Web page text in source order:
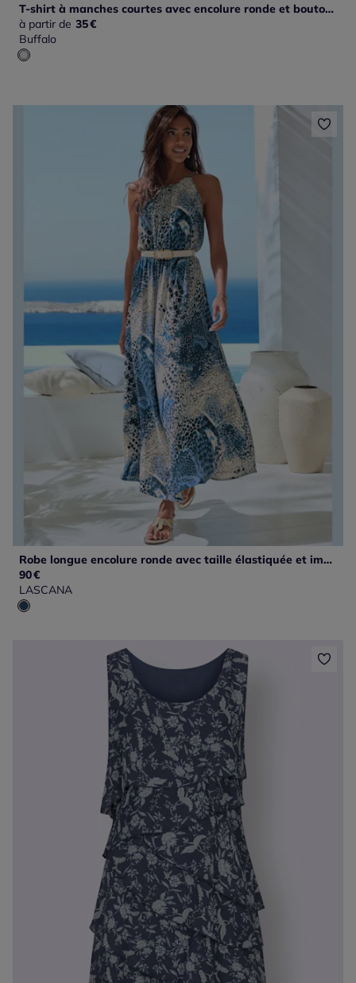
T-shirt à manches courtes avec encolure ronde et boutons décoratifs
à partir de 35€
Buffalo
Robe longue encolure ronde avec taille élastiquée et imprimé unique
90€
LASCANA